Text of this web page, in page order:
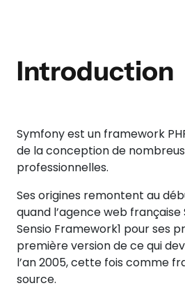
Introduction
Symfony est un framework
de la conception de
professionnelles.
Ses origines remontent au
quand l’agence web
Sensio Framework1 pour ses
première version de ce qui
l’an 2005, cette fois comme
source.